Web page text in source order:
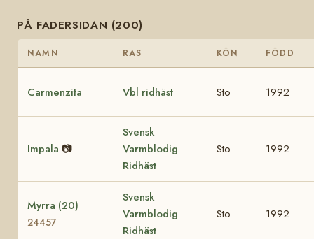
PÅ FADERSIDAN (200)
NAMN RAS KÖN FÖDD
Carmenzita Vbl ridhäst Sto 1992
Impala 📷
Svensk
Varmblodig
Ridhäst
Sto 1992
Myrra (20)
24457
Svensk
Varmblodig
Ridhäst
Sto 1992